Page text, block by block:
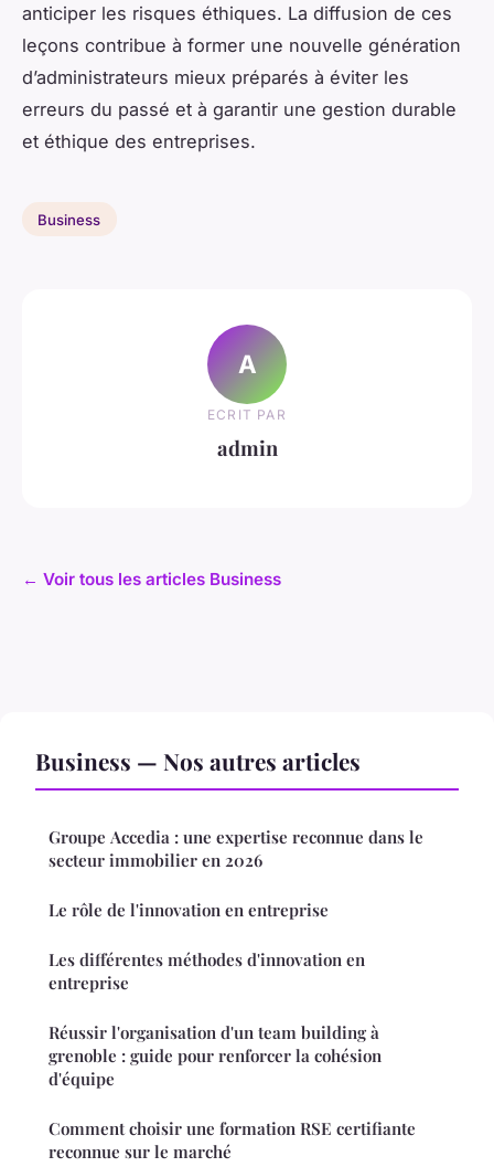
anticiper les risques éthiques. La diffusion de ces
leçons contribue à former une nouvelle génération
d’administrateurs mieux préparés à éviter les
erreurs du passé et à garantir une gestion durable
et éthique des entreprises.
Business
A
ECRIT PAR
admin
← Voir tous les articles Business
Business — Nos autres articles
Groupe Accedia : une expertise reconnue dans le
secteur immobilier en 2026
Le rôle de l'innovation en entreprise
Les différentes méthodes d'innovation en
entreprise
Réussir l'organisation d'un team building à
grenoble : guide pour renforcer la cohésion
d'équipe
Comment choisir une formation RSE certifiante
reconnue sur le marché